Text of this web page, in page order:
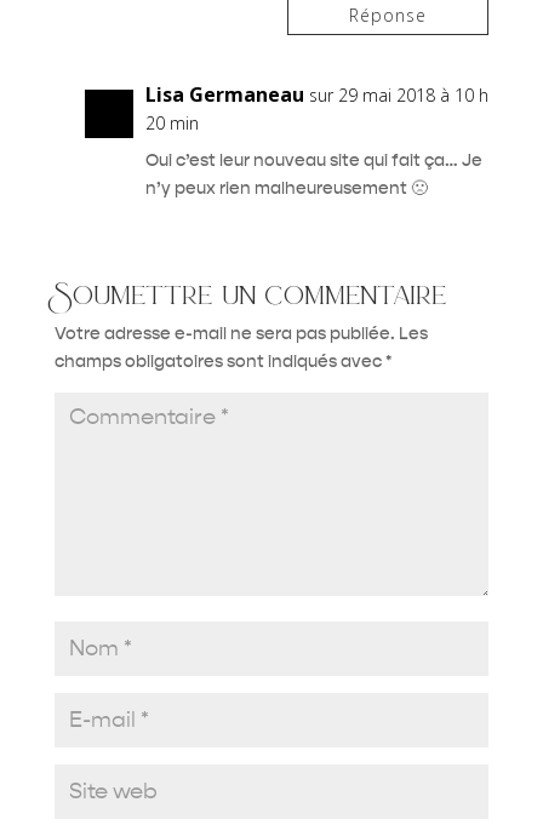
Réponse
Lisa Germaneau sur 29 mai 2018 à 10 h
20 min
Oui c’est leur nouveau site qui fait ça… Je
n’y peux rien malheureusement 🙁
Soumettre un commentaire
Votre adresse e-mail ne sera pas publiée. Les
champs obligatoires sont indiqués avec*